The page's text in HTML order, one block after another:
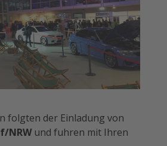
folgten der Einladung von
NRWund fuhren mit Ihren